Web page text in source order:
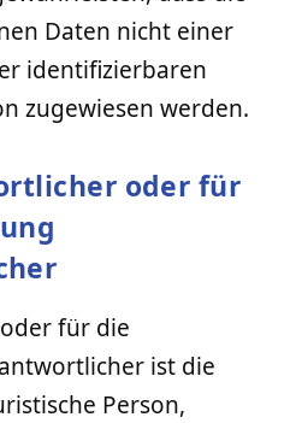
Daten nicht einer
identifizierbaren
zugewiesen werden.
oder für
für die
ist die
Person,